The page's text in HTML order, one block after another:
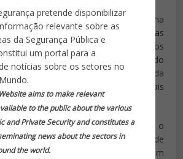
pretende disponibilizar
relevante sobre as
da Segurança Pública e
um portal para a
notícias sobre os setores no
aims to make relevant
to the public about the various
and Private Security and constitutes a
news about the sectors in
the world.
do MIT, mais concretamente uma
de Inteligência Artificial e Ciências
um vasto leque de possíveis cenários
No dia-a-dia pode ser usado
dos jogos, à segurança, à ajuda
até a outros cenários mais
cinematográficos.
os sistemas poderiam ajustar o
e outras características de
se na posição onde se encontram